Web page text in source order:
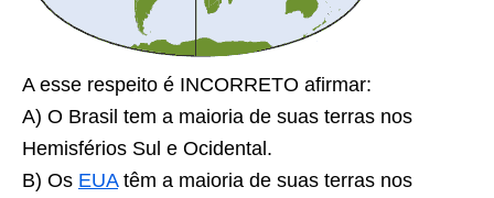
A esse respeito é INCORRETO afirmar:
A) O Brasil tem a maioria de suas terras nos
Hemisférios Sul e Ocidental.
B) Os EUAtêm a maioria de suas terras nos